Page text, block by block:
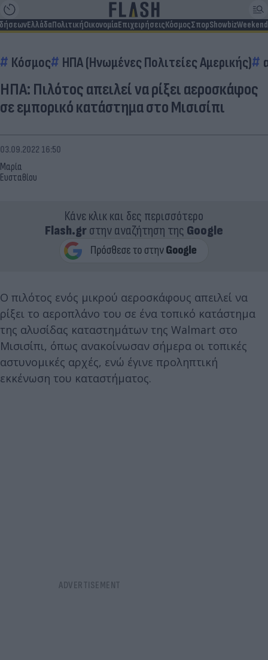
ΕλλάδαΠολιτικήΟικονομίαΕπιχειρήσειςΚόσμοςΣπορShowbizWeekend
Κόσμος ΗΠΑ (Ηνωμένες Πολιτείες Αμερικής)
ΗΠΑ: Πιλότος απειλεί να ρίξει αεροσκάφος
σε εμπορικό κατάστημα στο Μισισίπι
Μαρία
Ευσταθίου
03.09.2022 16:50
Κάνε κλικ και δες περισσότερο
Flash.grστην αναζήτηση της Google
Ο πιλότος ενός μικρού αεροσκάφους απειλεί να
ρίξει το αεροπλάνο του σε ένα τοπικό κατάστημα
της αλυσίδας καταστημάτων της Walmart στο
Μισισίπι, όπως ανακοίνωσαν σήμερα οι τοπικές
αστυνομικές αρχές, ενώ έγινε προληπτική
εκκένωση του καταστήματος.